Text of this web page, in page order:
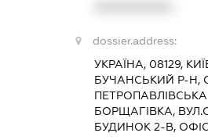
dossier.address:
УКРАЇНА, 08129,
БУЧАНСЬКИЙ Р-Н,
ПЕТРОПАВЛІВСЬКА
БОРЩАГІВКА,
БУДИНОК 2-В,